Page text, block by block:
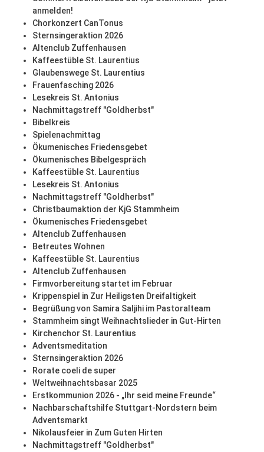
anmelden!
Chorkonzert CanTonus
Sternsingeraktion 2026
Altenclub Zuffenhausen
Kaffeestüble St. Laurentius
Glaubenswege St. Laurentius
Frauenfasching 2026
Lesekreis St. Antonius
Nachmittagstreff "Goldherbst"
Bibelkreis
Spielenachmittag
Ökumenisches Friedensgebet
Ökumenisches Bibelgespräch
Kaffeestüble St. Laurentius
Lesekreis St. Antonius
Nachmittagstreff "Goldherbst"
Christbaumaktion der KjG Stammheim
Ökumenisches Friedensgebet
Altenclub Zuffenhausen
Betreutes Wohnen
Kaffeestüble St. Laurentius
Altenclub Zuffenhausen
Firmvorbereitung startet im Februar
Krippenspiel in Zur Heiligsten Dreifaltigkeit
Begrüßung von Samira Saljihi im Pastoralteam
Stammheim singt Weihnachtslieder in Gut-Hirten
Kirchenchor St. Laurentius
Adventsmeditation
Sternsingeraktion 2026
Rorate coeli de super
Weltweihnachtsbasar 2025
Erstkommunion 2026 - „Ihr seid meine Freunde“
Nachbarschaftshilfe Stuttgart-Nordstern beim
Adventsmarkt
Nikolausfeier in Zum Guten Hirten
Nachmittagstreff "Goldherbst"